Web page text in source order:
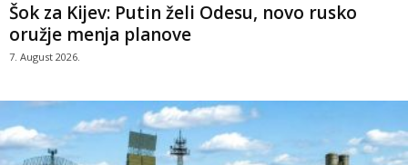
Šok za Kijev: Putin želi Odesu, novo rusko
oružje menja planove
7. August 2026.